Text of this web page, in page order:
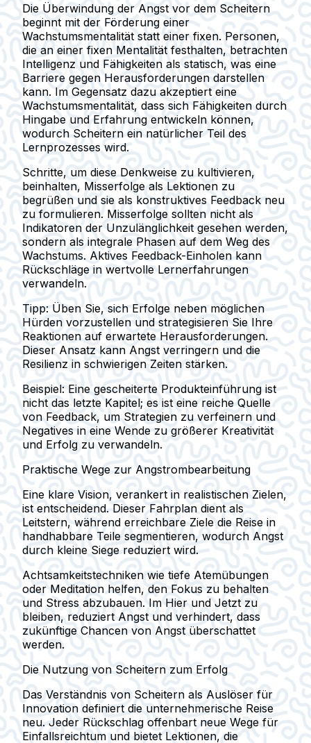
Die Überwindung der Angst vor dem Scheitern
beginnt mit der Förderung einer
Wachstumsmentalität statt einer fixen. Personen,
die an einer fixen Mentalität festhalten, betrachten
Intelligenz und Fähigkeiten als statisch, was eine
Barriere gegen Herausforderungen darstellen
kann. Im Gegensatz dazu akzeptiert eine
Wachstumsmentalität, dass sich Fähigkeiten durch
Hingabe und Erfahrung entwickeln können,
wodurch Scheitern ein natürlicher Teil des
Lernprozesses wird.
Schritte, um diese Denkweise zu kultivieren,
beinhalten, Misserfolge als Lektionen zu
begrüßen und sie als konstruktives Feedback neu
zu formulieren. Misserfolge sollten nicht als
Indikatoren der Unzulänglichkeit gesehen werden,
sondern als integrale Phasen auf dem Weg des
Wachstums. Aktives Feedback-Einholen kann
Rückschläge in wertvolle Lernerfahrungen
verwandeln.
Tipp: Üben Sie, sich Erfolge neben möglichen
Hürden vorzustellen und strategisieren Sie Ihre
Reaktionen auf erwartete Herausforderungen.
Dieser Ansatz kann Angst verringern und die
Resilienz in schwierigen Zeiten stärken.
Beispiel: Eine gescheiterte Produkteinführung ist
nicht das letzte Kapitel; es ist eine reiche Quelle
von Feedback, um Strategien zu verfeinern und
Negatives in eine Wende zu größerer Kreativität
und Erfolg zu verwandeln.
Praktische Wege zur Angstrombearbeitung
Eine klare Vision, verankert in realistischen Zielen,
ist entscheidend. Dieser Fahrplan dient als
Leitstern, während erreichbare Ziele die Reise in
handhabbare Teile segmentieren, wodurch Angst
durch kleine Siege reduziert wird.
Achtsamkeitstechniken wie tiefe Atemübungen
oder Meditation helfen, den Fokus zu behalten
und Stress abzubauen. Im Hier und Jetzt zu
bleiben, reduziert Angst und verhindert, dass
zukünftige Chancen von Angst überschattet
werden.
Die Nutzung von Scheitern zum Erfolg
Das Verständnis von Scheitern als Auslöser für
Innovation definiert die unternehmerische Reise
neu. Jeder Rückschlag offenbart neue Wege für
Einfallsreichtum und bietet Lektionen, die